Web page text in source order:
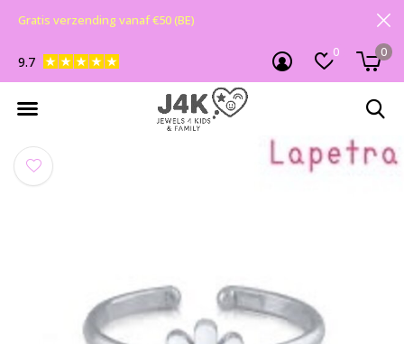
0 0
9.7
Gratis verzending vanaf €50 (BE)